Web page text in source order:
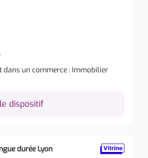
dans un commerce : Immobilier
dispositif
durée Lyon